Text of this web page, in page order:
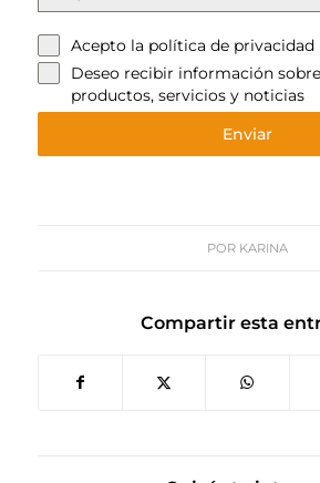
Acepto la política de privacidad
Deseo recibir información
productos, servicios y noticias
Enviar
POR KARINA
Compartir esta